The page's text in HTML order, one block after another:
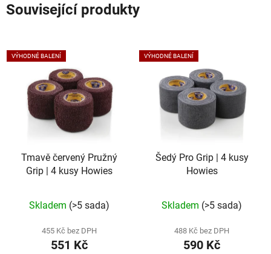
Související produkty
VÝHODNÉ BALENÍ
Tmavě červený Pružný
Grip | 4 kusy Howies
Skladem (>5 sada)
455 Kč bez DPH
551 Kč
VÝHODNÉ BALENÍ
Šedý Pro Grip | 4 kusy
Howies
Skladem (>5 sada)
488 Kč bez DPH
590 Kč